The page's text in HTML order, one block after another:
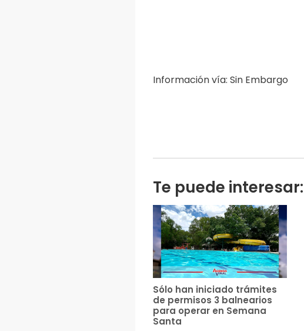
Información vía: Sin Embargo
Te puede interesar:
Sólo han iniciado trámites
de permisos 3 balnearios
para operar en Semana
Santa